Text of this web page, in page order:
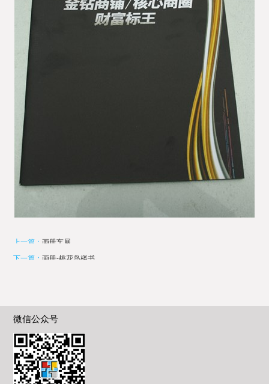
上一篇：画册车展
下一篇：画册-桃花岛楼书
微信公众号